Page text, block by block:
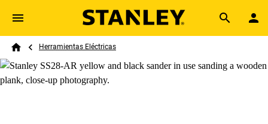
Skip to main content
Search
Breadcrumb
Herramientas Eléctricas